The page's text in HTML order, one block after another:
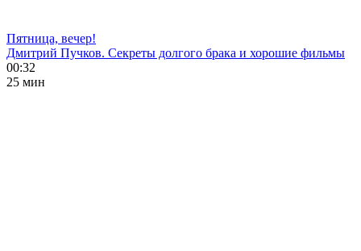
Пятница, вечер!
Дмитрий Пучков. Секреты долгого брака и хорошие фильмы
00:32
25 мин